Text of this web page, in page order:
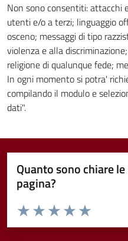
Non sono consentiti: attacchi
utenti e/o a terzi; linguaggio
osceno; messaggi di tipo
violenza e alla
religione di qualunque fede;
In ogni momento si potra'
compilando il modulo e
dati".
Quanto sono chiare
pagina?
Valuta da 1 a 5 stelle la pagina
Valuta 5
Valuta 4 stelle
Valuta 3 stelle su 5
Valuta 2 stelle su 5
Valuta 1 stelle su 5